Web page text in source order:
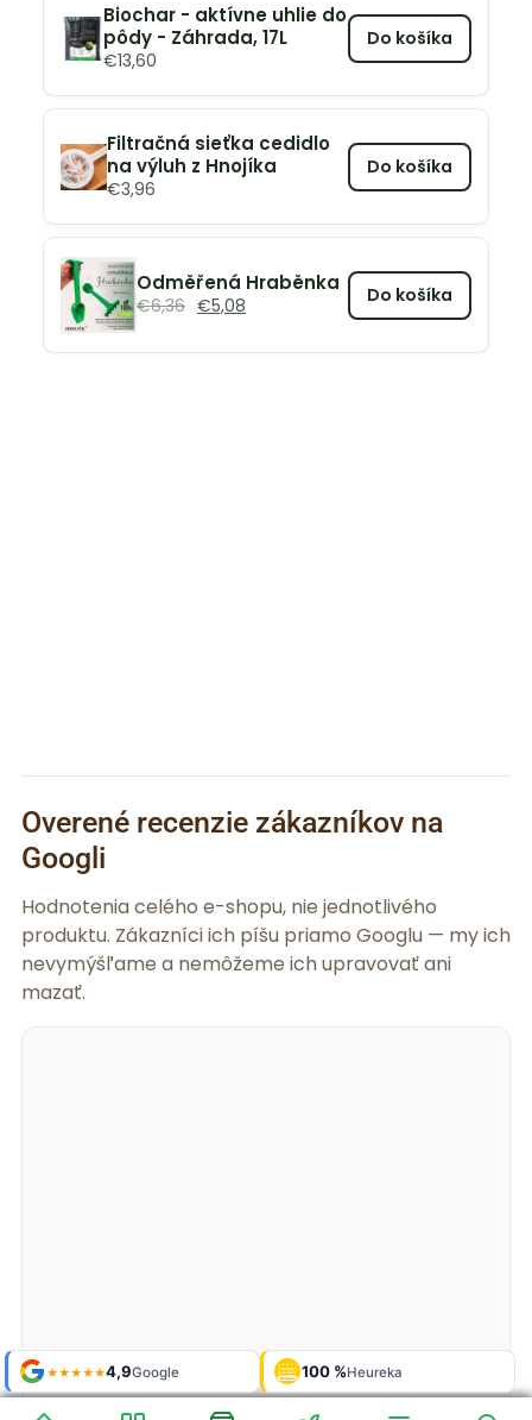
Biochar - aktívne uhlie do
pôdy - Záhrada, 17L
€13,60
Do košíka
Filtračná sieťka cedidlo
na výluh z Hnojíka
€3,96
Do košíka
Odměřená Hraběnka
€6,36 €5,08 Do košíka
Overené recenzie zákazníkov na
Googli
Hodnotenia celého e-shopu, nie jednotlivého
produktu. Zákazníci ich píšu priamo Googlu — my ich
nevymýšľame a nemôžeme ich upravovať ani
mazať.
★★★★★4,9Google OVĚŘENO
ZÁKAZNÍKY
Heureka 100 %Heureka
Shop roku'24 + '25 Galerie925 fotek
★★★★★4,9Google OVĚŘENO
ZÁKAZNÍKY
Heureka 100 %Heureka
Shop roku'24 + '25 Galerie925 fotek